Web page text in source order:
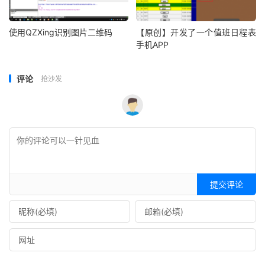
使用QZXing识别图片二维码
【原创】开发了一个值班日程表
手机APP
评论 抢沙发
提交评论